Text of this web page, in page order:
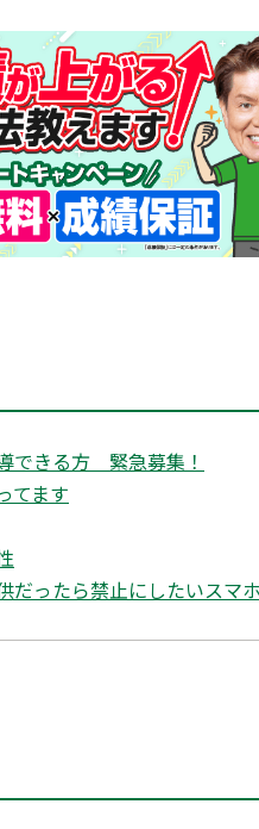
できる方 緊急募集！
てます
だったら禁止にしたいスマ